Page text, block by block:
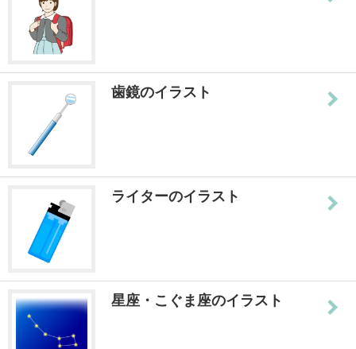
歯鏡のイラスト
ライターのイラスト
星座・こぐま座のイラスト